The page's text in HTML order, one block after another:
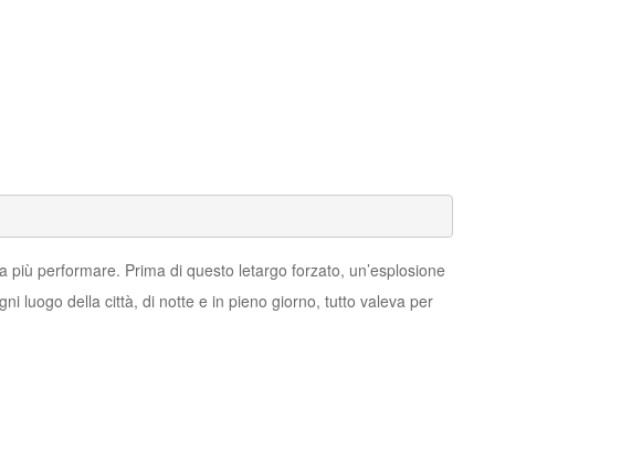
performare. Prima di questo letargo forzato, un’esplosione
luogo della città, di notte e in pieno giorno, tutto valeva per